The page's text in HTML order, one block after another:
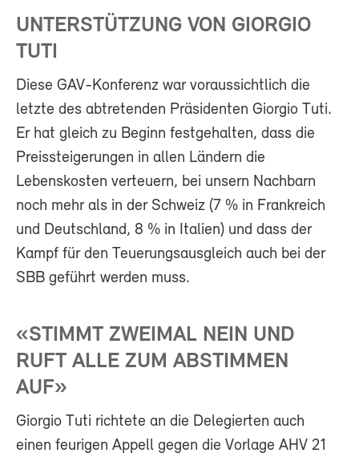
UNTERSTÜTZUNG VON GIORGIO
TUTI
Diese GAV-Konferenz war voraussichtlich die
letzte des abtretenden Präsidenten Giorgio Tuti.
Er hat gleich zu Beginn festgehalten, dass die
Preissteigerungen in allen Ländern die
Lebenskosten verteuern, bei unsern Nachbarn
noch mehr als in der Schweiz (7 % in Frankreich
und Deutschland, 8 % in Italien) und dass der
Kampf für den Teuerungsausgleich auch bei der
SBB geführt werden muss.
«STIMMT ZWEIMAL NEIN UND
RUFT ALLE ZUM ABSTIMMEN
AUF»
Giorgio Tuti richtete an die Delegierten auch
einen feurigen Appell gegen die Vorlage AHV 21